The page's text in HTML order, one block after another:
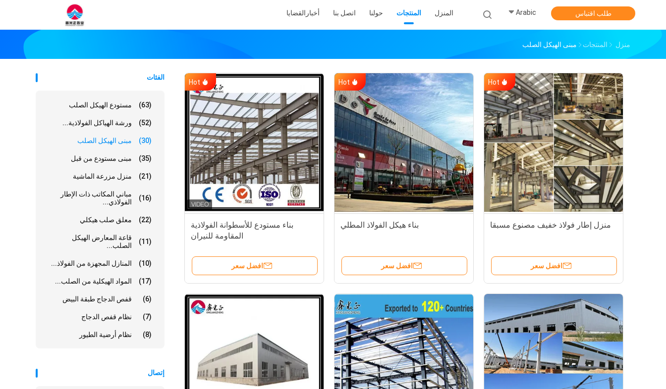
المنزل المنتجات حولنا اتصل بنا أخبار القضايا Arabic طلب اقتباس
منزل المنتجات مبنى الهيكل الصلب
الفئات
مستودع الهيكل الصلب (63)
ورشة الهياكل الفولاذية... (52)
مبنى الهيكل الصلب (30)
مبنى مستودع من قبل (35)
منزل مزرعة الماشية (21)
مباني المكاتب ذات الإطار
الفولاذي...
(16)
معلق صلب هيكلي (22)
قاعة المعارض الهيكل
الصلب...
(11)
المنازل المجهزة من الفولاذ... (10)
المواد الهيكلية من الصلب... (17)
قفص الدجاج طبقة البيض (6)
نظام قفص الدجاج (7)
نظام أرضية الطيور (8)
إتصال
Hot
بناء مستودع للأسطوانة الفولاذية
المقاومة للنيران
افضل سعر
Hot
بناء هيكل الفولاذ المطلي
افضل سعر
Hot
منزل إطار فولاذ خفيف مصنوع مسبقا
افضل سعر